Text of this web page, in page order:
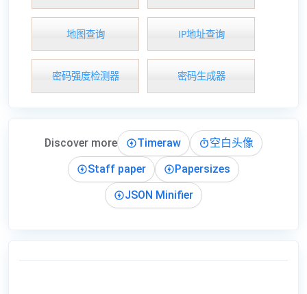
地图查询 IP地址查询
密码强度检测器 密码生成器
Discover more Timeraw
空白头像
Staff paper
Papersizes
JSON Minifier